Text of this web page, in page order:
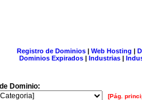
Registro de Dominios| Web Hosting |
Dominios Expirados | Industrias |
Dominio:
[Pág.